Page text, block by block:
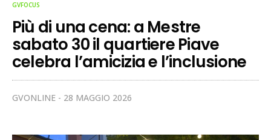
GVFOCUS
Più di una cena: a Mestre
sabato 30 il quartiere Piave
celebra l’amicizia e l’inclusione
GVONLINE 28 MAGGIO 2026